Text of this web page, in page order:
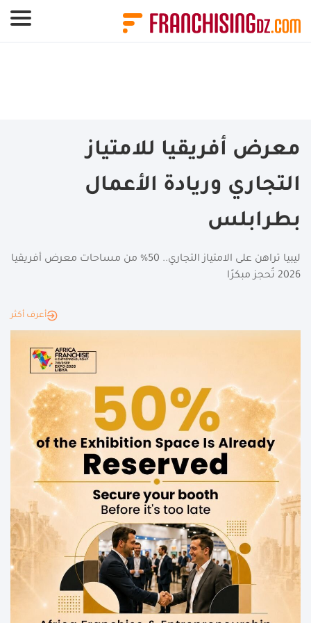
معرض أفريقيا للامتياز
التجاري وريادة الأعمال
بطرابلس
ليبيا تراهن على الامتياز التجاري.. 50% من مساحات معرض أفريقيا
2026 تُحجز مبكرًا
أعرف أكثر
لوحة إدارة ملفات تعريف الارتباط